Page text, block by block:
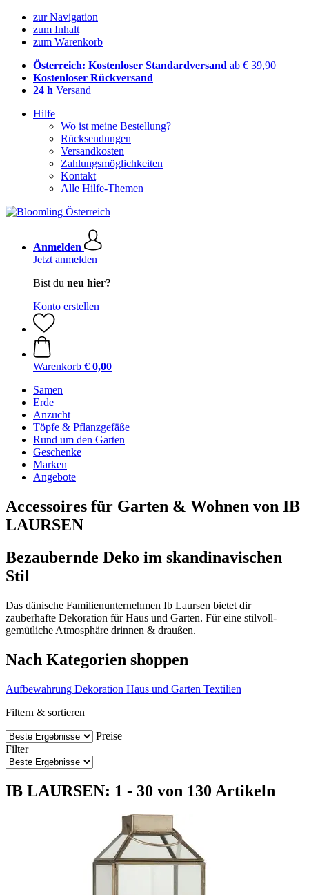
zur Navigation
zum Inhalt
zum Warenkorb
Österreich: Kostenloser Standardversand ab € 39,90
Kostenloser Rückversand
24 h Versand
Hilfe
Wo ist meine Bestellung?
Rücksendungen
Versandkosten
Zahlungsmöglichkeiten
Kontakt
Alle Hilfe-Themen
Anmelden
Jetzt anmelden
Bist du neu hier?
Konto erstellen
Warenkorb € 0,00
Samen
Erde
Anzucht
Töpfe & Pflanzgefäße
Rund um den Garten
Geschenke
Marken
Angebote
Accessoires für Garten & Wohnen von IB
LAURSEN
Bezaubernde Deko im skandinavischen
Stil
Das dänische Familienunternehmen Ib Laursen bietet dir
zauberhafte Dekoration für Haus und Garten. Für eine stilvoll-
gemütliche Atmosphäre drinnen & draußen.
Nach Kategorien shoppen
Aufbewahrung Dekoration Haus und Garten Textilien
Filtern & sortieren
Preise
Filter
IB LAURSEN: 1 - 30 von 130 Artikeln